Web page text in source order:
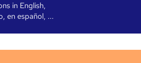
in English,
en español, ...